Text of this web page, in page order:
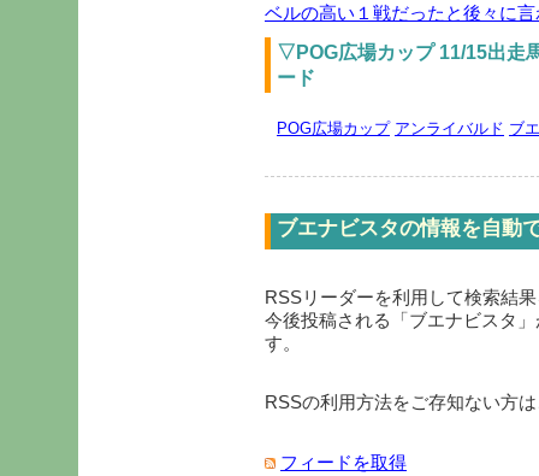
ベルの高い１戦だったと後々に
▽POG広場カップ 11/15出走
ード
POG広場カップ アンライバルド ブ
ブエナビスタの情報を自動
RSSリーダーを利用して検索結
今後投稿される「ブエナビスタ
す。
RSSの利用方法をご存知ない方
フィードを取得